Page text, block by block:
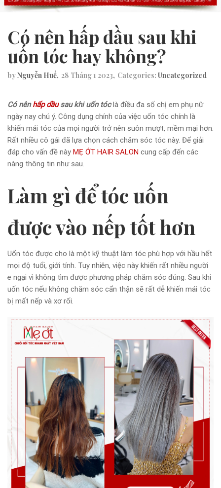
Có nên hấp dầu sau khi
uốn tóc hay không?
byNguyễn Huế 28 Tháng 1 2023 Categories: Uncategorized
Có nênhấp dầusau khi uốn tóclà điều đa số chị em phụ nữ
ngày nay chú ý. Công dụng chính của việc uốn tóc chính là
khiến mái tóc của mọi người trở nên suôn mượt, mềm mại hơn.
Rất nhiều cô gái đã lựa chọn cách chăm sóc tóc này. Để giải
đáp cho vấn đề này MẸ ỚT HAIR SALON cung cấp đến các
nàng thông tin như sau.
Làm gì để tóc uốn
được vào nếp tốt hơn
Uốn tóc được cho là một kỹ thuật làm tóc phù hợp với hầu hết
mọi độ tuổi, giới tính. Tuy nhiên, việc này khiến rất nhiều người
e ngại vì không tìm được phương pháp chăm sóc đúng. Sau khi
uốn tóc nếu không chăm sóc cẩn thận sẽ rất dễ khiến mái tóc
bị mất nếp và xơ rối.